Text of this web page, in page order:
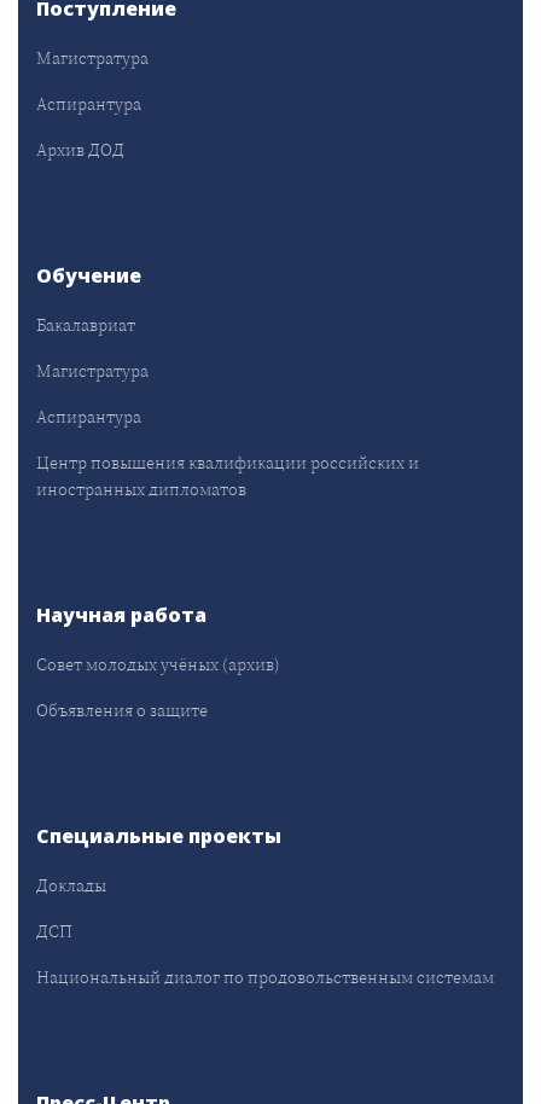
Поступление
Магистратура
Аспирантура
Архив ДОД
Обучение
Бакалавриат
Магистратура
Аспирантура
Центр повышения квалификации российских и
иностранных дипломатов
Научная работа
Совет молодых учёных (архив)
Объявления о защите
Специальные проекты
Доклады
ДСП
Национальный диалог по продовольственным системам